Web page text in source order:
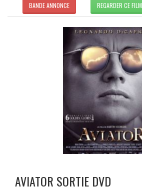
BANDE ANNONCE REGARDER CE FILM
AVIATOR SORTIE DVD